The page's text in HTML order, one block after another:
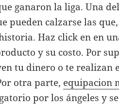
ganaron la liga. Una
pueden calzarse las
Haz click en en
y su costo. Por
tu dinero o te realizan
otra parte, equipacion
por los ángeles y